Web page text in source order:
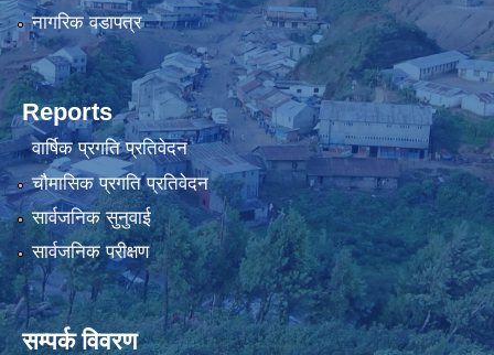
नागरिक वडापत्र
Reports
वार्षिक प्रगति प्रतिवेदन
चौमासिक प्रगति प्रतिवेदन
सार्वजनिक सुनुवाई
सार्वजनिक परीक्षण
सम्पर्क विवरण